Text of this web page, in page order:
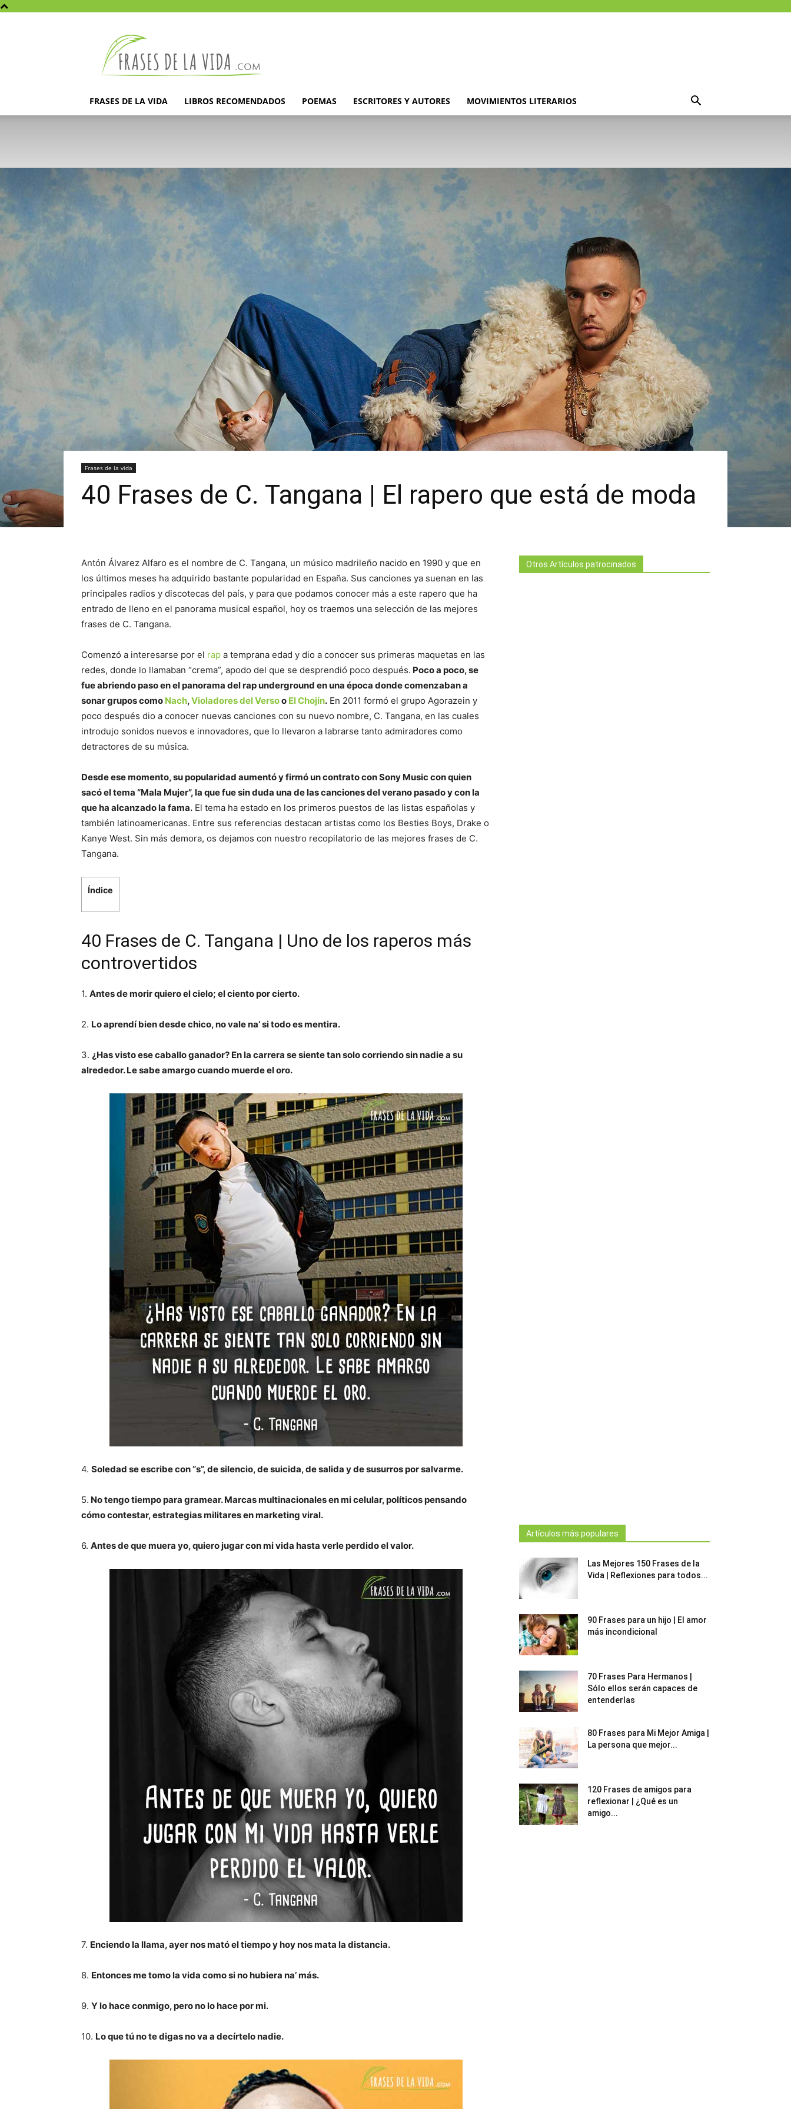
la
vida
FRASES DE LA VIDA LIBROS RECOMENDADOS POEMAS ESCRITORES Y AUTORES MOVIMIENTOS LITERARIOS
Frases de la vida
40 Frases de C. Tangana | El rapero que está de moda
Antón Álvarez Alfaro es el nombre de C. Tangana, un músico madrileño nacido en 1990 y que en
los últimos meses ha adquirido bastante popularidad en España. Sus canciones ya suenan en las
principales radios y discotecas del país, y para que podamos conocer más a este rapero que ha
entrado de lleno en el panorama musical español, hoy os traemos una selección de las mejores
frases de C. Tangana.
Comenzó a interesarse por el rap a temprana edad y dio a conocer sus primeras maquetas en las
redes, donde lo llamaban “crema”, apodo del que se desprendió poco después. Poco a poco, se
fue abriendo paso en el panorama del rap underground en una época donde comenzaban a
sonar grupos como Nach,Violadores del Versoo El Chojín. En 2011 formó el grupo Agorazein y
poco después dio a conocer nuevas canciones con su nuevo nombre, C. Tangana, en las cuales
introdujo sonidos nuevos e innovadores, que lo llevaron a labrarse tanto admiradores como
detractores de su música.
Desde ese momento, su popularidad aumentó y firmó un contrato con Sony Music con quien
sacó el tema “Mala Mujer”, la que fue sin duda una de las canciones del verano pasado y con la
que ha alcanzado la fama. El tema ha estado en los primeros puestos de las listas españolas y
también latinoamericanas. Entre sus referencias destacan artistas como los Besties Boys, Drake o
Kanye West. Sin más demora, os dejamos con nuestro recopilatorio de las mejores frases de C.
Tangana.
Índice
40 Frases de C. Tangana | Uno de los raperos más
controvertidos
1. Antes de morir quiero el cielo; el ciento por cierto.
2. Lo aprendí bien desde chico, no vale na’ si todo es mentira.
3. ¿Has visto ese caballo ganador? En la carrera se siente tan solo corriendo sin nadie a su
alrededor. Le sabe amargo cuando muerde el oro.
4. Soledad se escribe con “s”, de silencio, de suicida, de salida y de susurros por salvarme.
5. No tengo tiempo para gramear. Marcas multinacionales en mi celular, políticos pensando
cómo contestar, estrategias militares en marketing viral.
6. Antes de que muera yo, quiero jugar con mi vida hasta verle perdido el valor.
7. Enciendo la llama, ayer nos mató el tiempo y hoy nos mata la distancia.
8. Entonces me tomo la vida como si no hubiera na’ más.
9. Y lo hace conmigo, pero no lo hace por mi.
10. Lo que tú no te digas no va a decírtelo nadie.
Otros Artículos patrocinados
Artículos más populares
Las Mejores 150 Frases de la
Vida | Reflexiones para todos...
90 Frases para un hijo | El amor
más incondicional
70 Frases Para Hermanos |
Sólo ellos serán capaces de
entenderlas
80 Frases para Mi Mejor Amiga |
La persona que mejor...
120 Frases de amigos para
reflexionar | ¿Qué es un
amigo...